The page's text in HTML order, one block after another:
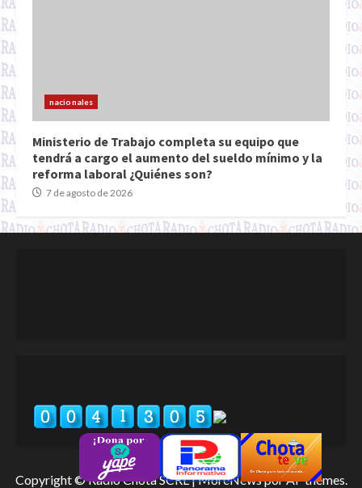
nacionales
Ministerio de Trabajo completa su equipo que
tendrá a cargo el aumento del sueldo mínimo y la
reforma laboral ¿Quiénes son?
7 de agosto de 2026
Copyright © Radio Chota SCRL|MoreNewspor AF themes.